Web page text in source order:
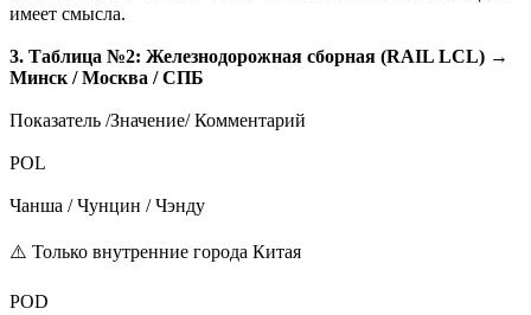
имеет смысла.
3. Таблица №2: Железнодорожная сборная (RAIL LCL) →
Минск / Москва / СПБ
Показатель /Значение/ Комментарий
POL
Чанша / Чунцин / Чэнду
⚠️ Только внутренние города Китая
POD